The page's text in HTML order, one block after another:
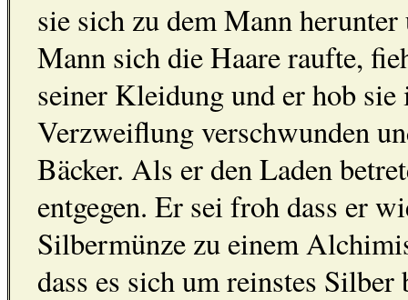
sie sich zu dem Mann
Mann sich die Haare raufte,
seiner Kleidung und er hob
Verzweiflung verschwunden
Bäcker. Als er den Laden
entgegen. Er sei froh dass er
Silbermünze zu einem
dass es sich um reinstes